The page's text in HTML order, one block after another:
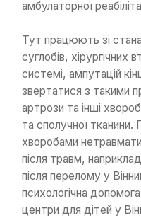
амбулаторної
Тут працюють зі
суглобів, хірургічних
системі, ампутацій
звертатися з такими
артрози та інші
та сполучної
хворобами
після травм,
після перелому у
психологічна
центри для дітей у